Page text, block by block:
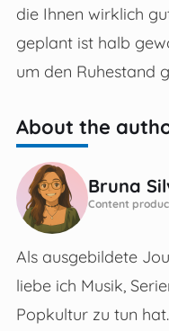
die Ihnen wirklich
geplant ist halb
um den Ruhestand
About the
Bruna
Content
Als ausgebildete
liebe ich Musik,
Popkultur zu tun